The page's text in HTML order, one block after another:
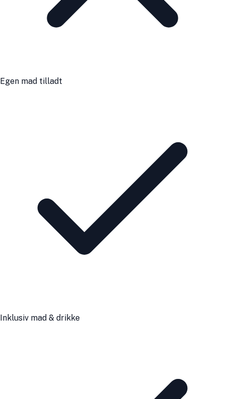
Egen mad tilladt
Inklusiv mad & drikke